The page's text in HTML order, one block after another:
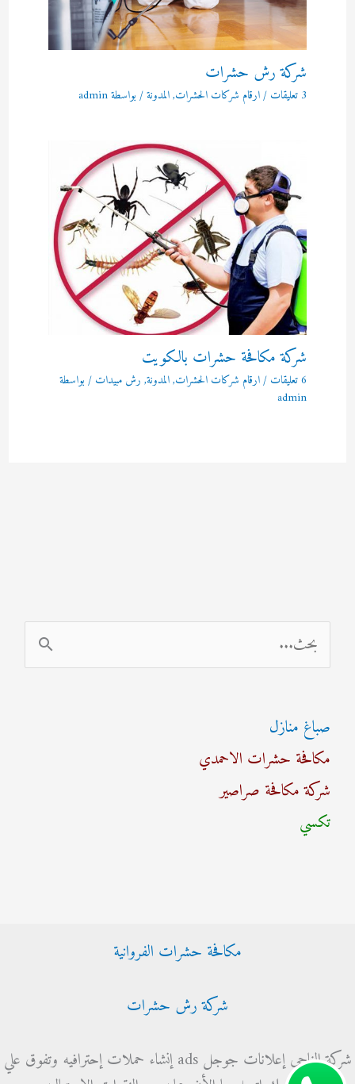
شركة رش حشرات
3 تعليقات /ارقام شركات الحشرات,المدونة/ بواسطةadmin
شركة مكافحة حشرات بالكويت
6 تعليقات /ارقام شركات الحشرات,المدونة, رش مبيدات / بواسطة
admin
ل
ح
ث
ع
ن
صباغ منازل
مكافحة حشرات الاحمدي
شركة مكافحة صراصير
تكسي
مكافحة حشرات الفروانية
شركة رش حشرات
شركة الناجي إعلانات جوجل ads إنشاء حملات إحترافيه وتفوق علي